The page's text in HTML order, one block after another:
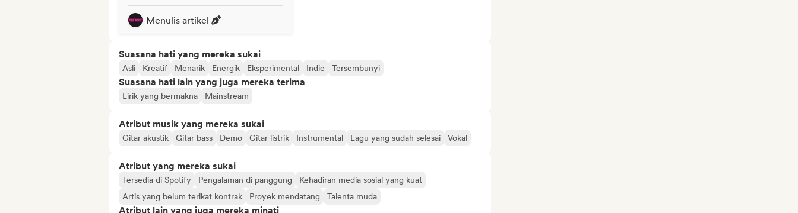
Menulis artikel
Suasana hati yang mereka sukai
Asli Kreatif Menarik Energik Eksperimental Indie Tersembunyi
Suasana hati lain yang juga mereka terima
Lirik yang bermakna Mainstream
Atribut musik yang mereka sukai
Gitar akustik Gitar bass Demo Gitar listrik Instrumental Lagu yang sudah selesai Vokal
Atribut yang mereka sukai
Tersedia di Spotify Pengalaman di panggung
Kehadiran media sosial yang kuat
Artis yang belum terikat kontrak
Proyek mendatang Talenta muda
Atribut lain yang juga mereka minati